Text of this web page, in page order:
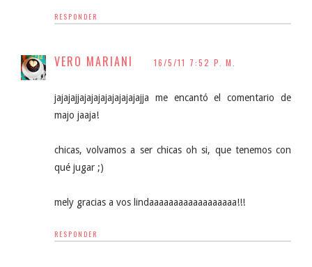
RESPONDER
VERO MARIANI 16/5/11 7:52 P. M.
jajajajjajajajajajajajajajja me encantó el comentario de
majo jaaja!
chicas, volvamos a ser chicas oh si, que tenemos con
qué jugar ;)
mely gracias a vos lindaaaaaaaaaaaaaaaaaa!!!
RESPONDER